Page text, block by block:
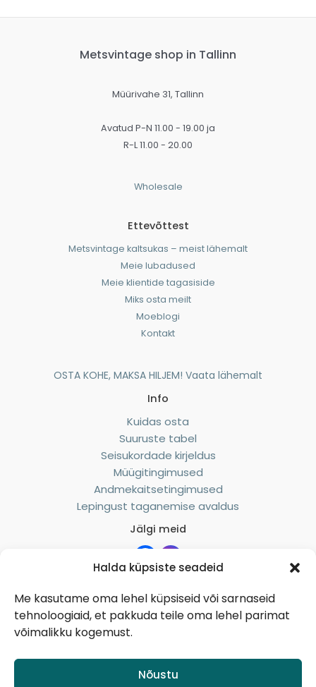
Halda küpsiste seadeid
Me kasutame oma lehel küpsiseid või sarnaseid
tehnoloogiaid, et pakkuda teile oma lehel parimat
võimalikku kogemust.
Nõustu
Metsvintage shop in Tallinn
Müürivahe 31, Tallinn
Avatud P-N 11.00 - 19.00 ja
R-L 11.00 - 20.00
Wholesale
Ettevõttest
Metsvintage kaltsukas – meist lähemalt
Meie lubadused
Meie klientide tagasiside
Miks osta meilt
Moeblogi
Kontakt
OSTA KOHE, MAKSA HILJEM! Vaata lähemalt
Info
Kuidas osta
Suuruste tabel
Seisukordade kirjeldus
Müügitingimused
Andmekaitsetingimused
Lepingust taganemise avaldus
Jälgi meid
Suhtle meiega
messengeris